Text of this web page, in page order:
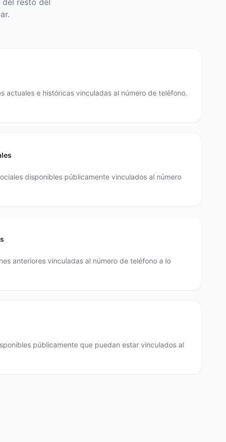
resto del
actuales e históricas vinculadas al número de teléfono.
disponibles públicamente vinculados al número
anteriores vinculadas al número de teléfono a lo
públicamente que puedan estar vinculados al